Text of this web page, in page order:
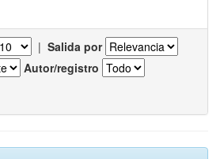
| Salida por
Autor/registro